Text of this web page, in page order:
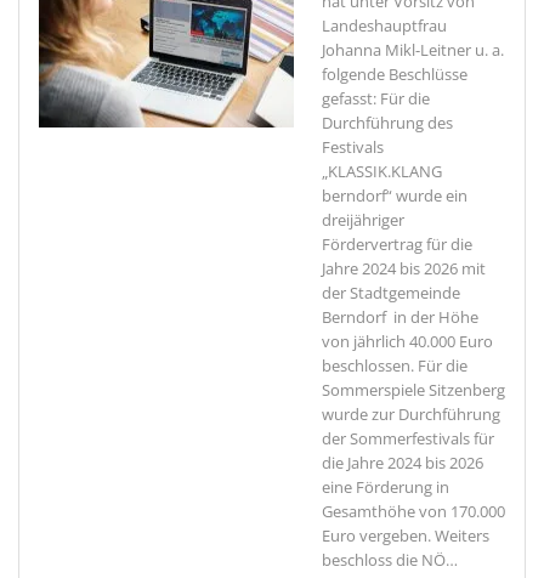
Landeshauptfrau
Johanna Mikl-Leitner u. a.
folgende Beschlüsse
gefasst: Für die
Durchführung des
Festivals
„KLASSIK.KLANG
berndorf“ wurde ein
dreijähriger
Fördervertrag für die
Jahre 2024 bis 2026 mit
der Stadtgemeinde
Berndorf in der Höhe
von jährlich 40.000 Euro
beschlossen. Für die
Sommerspiele Sitzenberg
wurde zur Durchführung
der Sommerfestivals für
die Jahre 2024 bis 2026
eine Förderung in
Gesamthöhe von 170.000
Euro vergeben. Weiters
beschloss die NÖ…